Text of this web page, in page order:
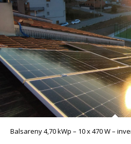
Balsareny 4,70 kWp – 10 x 470 W –